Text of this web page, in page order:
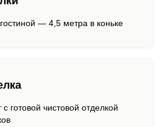
— 4,5 метра в коньке
готовой чистовой отделкой